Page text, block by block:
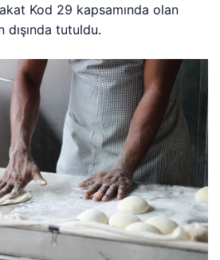
Kod 29 kapsamında olan
dışında tutuldu.